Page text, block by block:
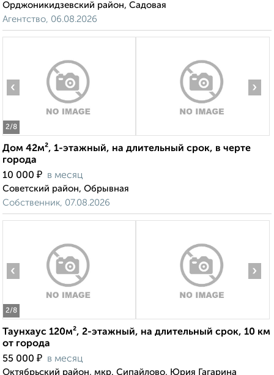
Орджоникидзевский район, Садовая
Агентство, 06.08.2026
2/8
‹ ›
Дом 42м², 1-этажный, на длительный срок, в черте
города
10 000 ₽ в месяц
Советский район, Обрывная
Собственник, 07.08.2026
2/8
‹ ›
Таунхаус 120м², 2-этажный, на длительный срок, 10 км
от города
55 000 ₽ в месяц
Октябрьский район, мкр. Сипайлово, Юрия Гагарина